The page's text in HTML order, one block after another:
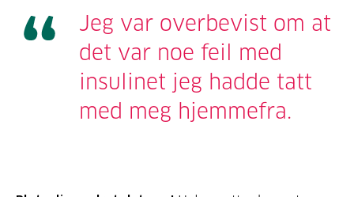
Jeg var overbevist om at
det var noe feil med
insulinet jeg hadde tatt
med meg hjemmefra.